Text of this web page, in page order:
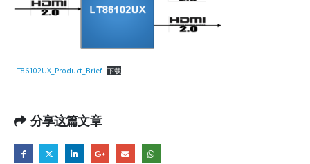
LT86102UX_Product_Brief 下载
分享这篇文章